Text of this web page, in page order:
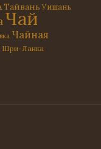
Тайвань Уишань
Чай
Чайная
Шри-Ланка